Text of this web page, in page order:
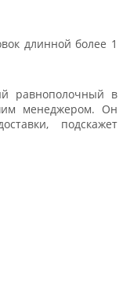
длинной более 1
равнополочный в
менеджером. Он
подскажет